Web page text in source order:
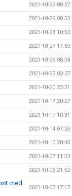
2021-10-29 08:37
2021-10-29 08:33
2021-10-28 10:52
2021-10-27 17:50
2021-10-25 08:08
2021-10-22 03:37
2021-10-20 23:21
2021-10-17 20:27
2021-10-17 10:31
2021-10-14 07:26
2021-10-10 20:40
2021-10-07 11:03
2021-10-05 21:52
med
2021-10-03 17:17